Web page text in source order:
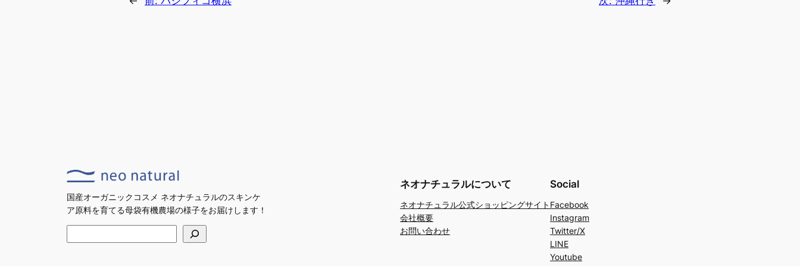
国産オーガニックコスメ ネオナチュラルのスキンケ
ア原料を育てる母袋有機農場の様子をお届けします！
ネオナチュラルについて
ネオナチュラル公式ショッピングサイト
会社概要
お問い合わせ
Social
Facebook
Instagram
Twitter/X
LINE
Youtube